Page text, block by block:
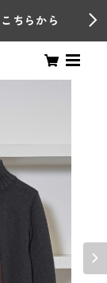
ちらから